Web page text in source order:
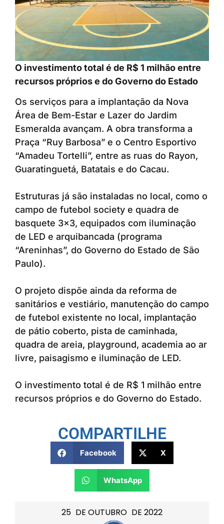
25 DE OUTUBRO DE 2022
O investimento total é de R$ 1 milhão entre
recursos próprios e do Governo do Estado
Os serviços para a implantação da Nova
Área de Bem-Estar e Lazer do Jardim
Esmeralda avançam. A obra transforma a
Praça “Ruy Barbosa” e o Centro Esportivo
“Amadeu Tortelli”, entre as ruas do Rayon,
Guaratinguetá, Batatais e do Cacau.
Estruturas já são instaladas no local, como o
campo de futebol society e quadra de
basquete 3×3, equipados com iluminação
de LED e arquibancada (programa
“Areninhas”, do Governo do Estado de São
Paulo).
O projeto dispõe ainda da reforma de
sanitários e vestiário, manutenção do campo
de futebol existente no local, implantação
de pátio coberto, pista de caminhada,
quadra de areia, playground, academia ao ar
livre, paisagismo e iluminação de LED.
O investimento total é de R$ 1 milhão entre
recursos próprios e do Governo do Estado.
COMPARTILHE
Facebook X
WhatsApp